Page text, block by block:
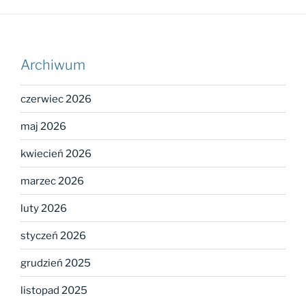
Archiwum
czerwiec 2026
maj 2026
kwiecień 2026
marzec 2026
luty 2026
styczeń 2026
grudzień 2025
listopad 2025